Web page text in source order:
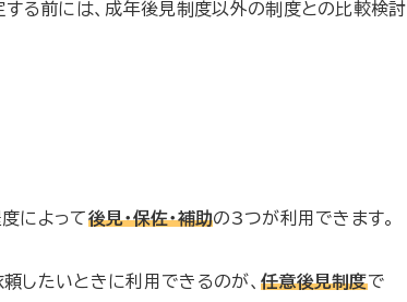
する前には、成年後見制度以外の制度との比較検討
によって後見・保佐・補助の3つが利用できます。
したいときに利用できるのが、 任意後見制度で